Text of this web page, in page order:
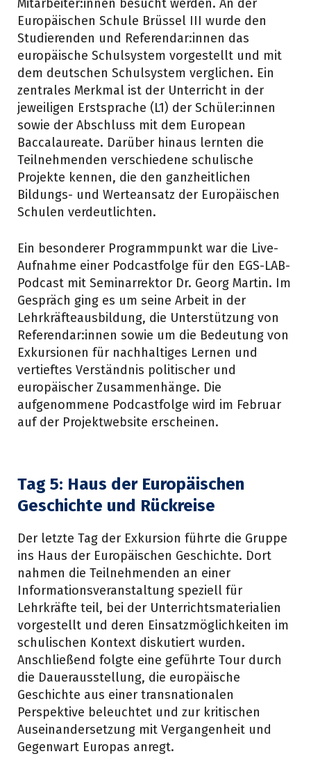
Mitarbeiter:innen besucht werden. An der
Europäischen Schule Brüssel III wurde den
Studierenden und Referendar:innen das
europäische Schulsystem vorgestellt und mit
dem deutschen Schulsystem verglichen. Ein
zentrales Merkmal ist der Unterricht in der
jeweiligen Erstsprache (L1) der Schüler:innen
sowie der Abschluss mit dem European
Baccalaureate. Darüber hinaus lernten die
Teilnehmenden verschiedene schulische
Projekte kennen, die den ganzheitlichen
Bildungs- und Werteansatz der Europäischen
Schulen verdeutlichten.
Ein besonderer Programmpunkt war die Live-
Aufnahme einer Podcastfolge für den EGS-LAB-
Podcast mit Seminarrektor Dr. Georg Martin. Im
Gespräch ging es um seine Arbeit in der
Lehrkräfteausbildung, die Unterstützung von
Referendar:innen sowie um die Bedeutung von
Exkursionen für nachhaltiges Lernen und
vertieftes Verständnis politischer und
europäischer Zusammenhänge. Die
aufgenommene Podcastfolge wird im Februar
auf der Projektwebsite erscheinen.
Tag 5: Haus der Europäischen
Geschichte und Rückreise
Der letzte Tag der Exkursion führte die Gruppe
ins Haus der Europäischen Geschichte. Dort
nahmen die Teilnehmenden an einer
Informationsveranstaltung speziell für
Lehrkräfte teil, bei der Unterrichtsmaterialien
vorgestellt und deren Einsatzmöglichkeiten im
schulischen Kontext diskutiert wurden.
Anschließend folgte eine geführte Tour durch
die Dauerausstellung, die europäische
Geschichte aus einer transnationalen
Perspektive beleuchtet und zur kritischen
Auseinandersetzung mit Vergangenheit und
Gegenwart Europas anregt.